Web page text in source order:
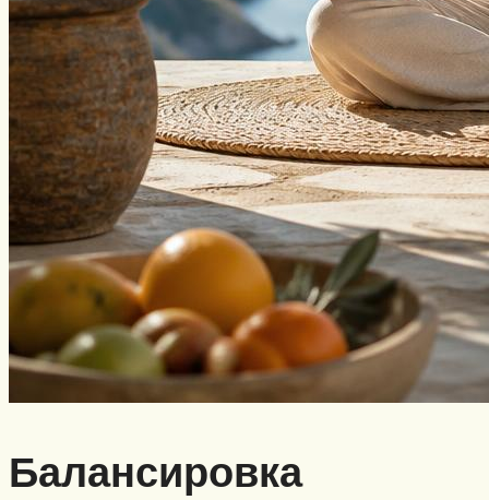
Балансировка